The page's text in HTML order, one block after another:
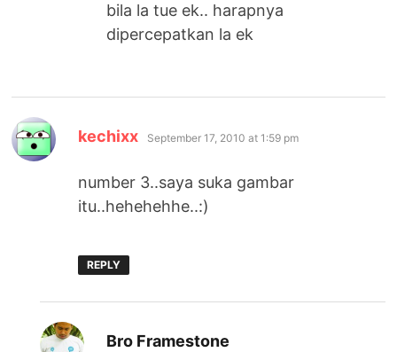
bila la tue ek.. harapnya
dipercepatkan la ek
kechixx says:
September 17, 2010 at 1:59 pm
number 3..saya suka gambar
itu..hehehehhe..:)
REPLY
Bro Framestone